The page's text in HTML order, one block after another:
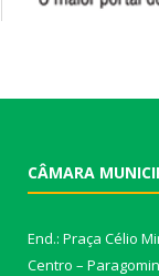
CÂMARA
End.: Praça Célio
Centro –